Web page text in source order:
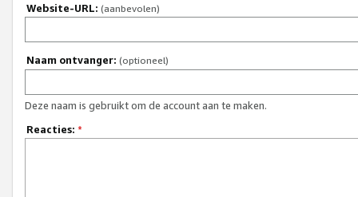
Website-URL: (aanbevolen)
Naam ontvanger: (optioneel)
Deze naam is gebruikt om de account aan te maken.
Reacties: *